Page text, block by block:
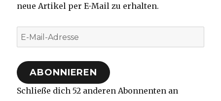
neue Artikel per E-Mail zu erhalten.
E-
Mail-
Adresse
ABONNIEREN
Schließe dich 52 anderen Abonnenten an